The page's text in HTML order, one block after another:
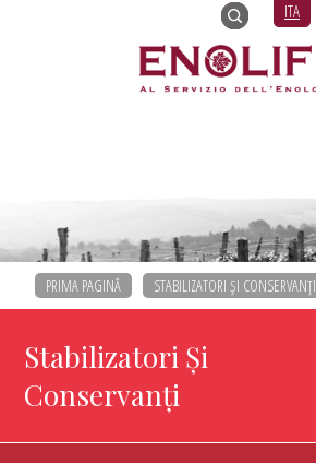
ITA
PRIMA PAGINĂ STABILIZATORI ŞI CONSERVANŢI
Stabilizatori Şi
Conservanţi